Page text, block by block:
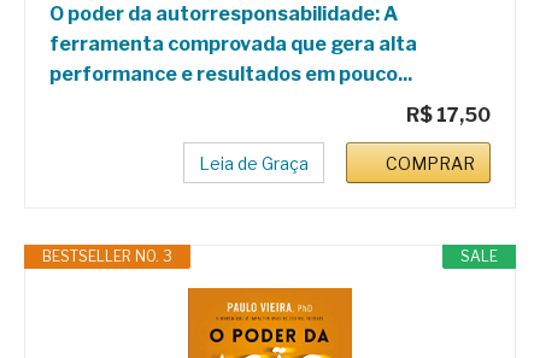
O poder da autorresponsabilidade: A
ferramenta comprovada que gera alta
performance e resultados em pouco...
R$ 17,50
Leia de Graça COMPRAR
SALE
BESTSELLER NO. 3